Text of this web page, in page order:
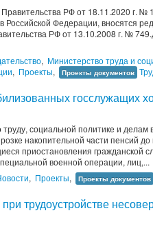
РФ от 18.11.2020 г.
Российской Федерации, вносятся
РФ от 13.10.2008 г. №
, Министерство труда и
, Проекты, Проекты документов
госслужащих
социальной политике и
накопительной части пенсий
приостановления гражданской
военной операции, лиц,...
, Проекты, Проекты документов
трудоустройстве